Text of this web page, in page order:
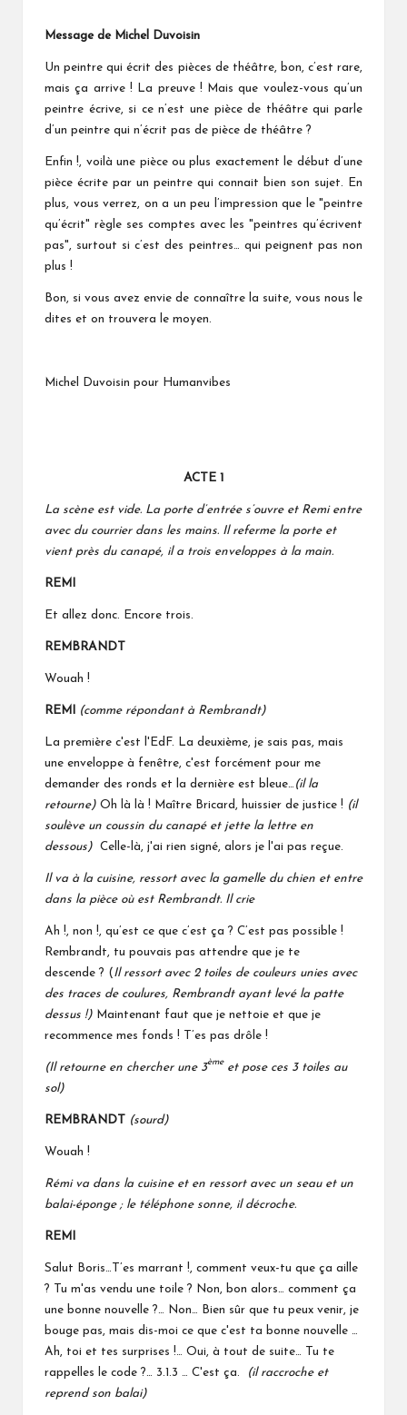
Message de Michel Duvoisin
Un peintre qui écrit des pièces de théâtre, bon, c’est rare,
mais ça arrive ! La preuve ! Mais que voulez-vous qu’un
peintre écrive, si ce n’est une pièce de théâtre qui parle
d’un peintre qui n’écrit pas de pièce de théâtre ?
Enfin !, voilà une pièce ou plus exactement le début d’une
pièce écrite par un peintre qui connait bien son sujet. En
plus, vous verrez, on a un peu l’impression que le "peintre
qu’écrit" règle ses comptes avec les "peintres qu’écrivent
pas", surtout si c’est des peintres… qui peignent pas non
plus !
Bon, si vous avez envie de connaître la suite, vous nous le
dites et on trouvera le moyen.
Michel Duvoisin pour Humanvibes
ACTE 1
La scène est vide. La porte d’entrée s’ouvre et Remi entre
avec du courrier dans les mains. Il referme la porte et
vient près du canapé, il a trois enveloppes à la main.
REMI
Et allez donc. Encore trois.
REMBRANDT
Wouah !
REMI (comme répondant à Rembrandt)
La première c'est l'EdF. La deuxième, je sais pas, mais
une enveloppe à fenêtre, c'est forcément pour me
demander des ronds et la dernière est bleue… (il la
retourne) Oh là là ! Maître Bricard, huissier de justice ! (il
soulève un coussin du canapé et jette la lettre en
dessous) Celle-là, j'ai rien signé, alors je l'ai pas reçue.
Il va à la cuisine, ressort avec la gamelle du chien et entre
dans la pièce où est Rembrandt. Il crie
Ah !, non !, qu’est ce que c’est ça ? C’est pas possible !
Rembrandt, tu pouvais pas attendre que je te
descende ? (Il ressort avec 2 toiles de couleurs unies avec
des traces de coulures, Rembrandt ayant levé la patte
dessus !) Maintenant faut que je nettoie et que je
recommence mes fonds ! T’es pas drôle !
(Il retourne en chercher une 3ème et pose ces 3 toiles au
sol)
REMBRANDT (sourd)
Wouah !
Rémi va dans la cuisine et en ressort avec un seau et un
balai-éponge ; le téléphone sonne, il décroche.
REMI
Salut Boris…T’es marrant !, comment veux-tu que ça aille
? Tu m'as vendu une toile ? Non, bon alors… comment ça
une bonne nouvelle ?… Non… Bien sûr que tu peux venir, je
bouge pas, mais dis-moi ce que c'est ta bonne nouvelle …
Ah, toi et tes surprises !… Oui, à tout de suite… Tu te
rappelles le code ?… 3.1.3 … C'est ça.
(il raccroche et
reprend son balai)